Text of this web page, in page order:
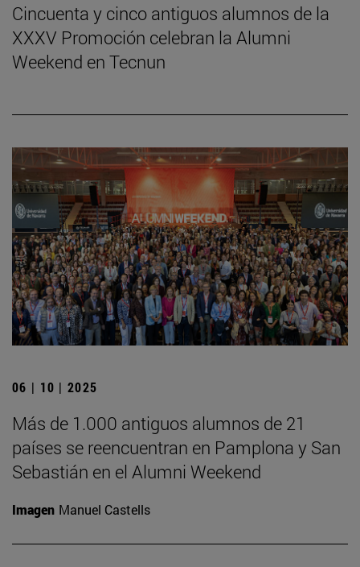
Cincuenta y cinco antiguos alumnos de la
XXXV Promoción celebran la Alumni
Weekend en Tecnun
06 | 10 | 2025
Más de 1.000 antiguos alumnos de 21
países se reencuentran en Pamplona y San
Sebastián en el Alumni Weekend
Imagen Manuel Castells